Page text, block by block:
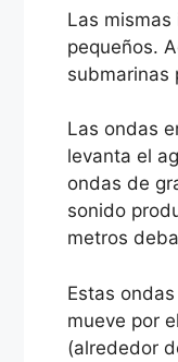
Las
pequeños.
submarinas
Las ondas
levanta el
ondas de
sonido
metros
Estas
mueve por
(alrededor